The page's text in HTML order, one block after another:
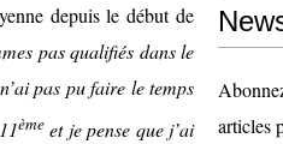
depuis le début de
pas qualifiés dans le
pas pu faire le temps
èmeet je pense que j’ai
articles